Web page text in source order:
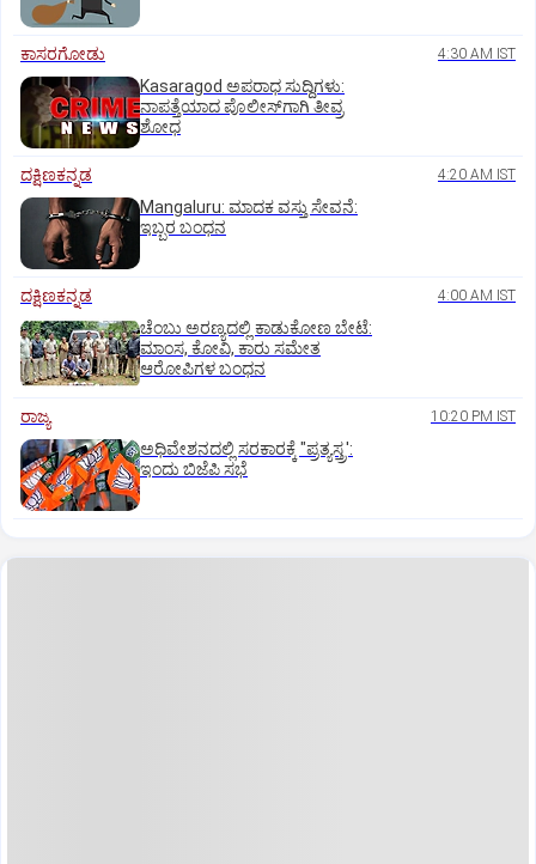
ಕಾಸರಗೋಡು 4:30 AM IST
Kasaragod ಅಪರಾಧ ಸುದ್ದಿಗಳು:
ನಾಪತ್ತೆಯಾದ ಪೊಲೀಸ್‌ಗಾಗಿ ತೀವ್ರ
ಶೋಧ
ದಕ್ಷಿಣಕನ್ನಡ 4:20 AM IST
Mangaluru: ಮಾದಕ ವಸ್ತು ಸೇವನೆ:
ಇಬ್ಬರ ಬಂಧನ
ದಕ್ಷಿಣಕನ್ನಡ 4:00 AM IST
ಚೆಂಬು ಅರಣ್ಯದಲ್ಲಿ ಕಾಡುಕೋಣ ಬೇಟೆ:
ಮಾಂಸ, ಕೋವಿ, ಕಾರು ಸಮೇತ
ಆರೋಪಿಗಳ ಬಂಧನ
ರಾಜ್ಯ 10:20 PM IST
ಅಧಿವೇಶನದಲ್ಲಿ ಸರಕಾರಕ್ಕೆ "ಪ್ರತ್ಯಸ್ತ್ರ':
ಇಂದು ಬಿಜೆಪಿ ಸಭೆ